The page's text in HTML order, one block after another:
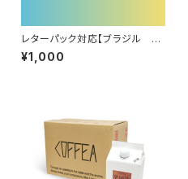
レターパック対応【ブラジル ナ
チュラル】100g入り
¥1,000